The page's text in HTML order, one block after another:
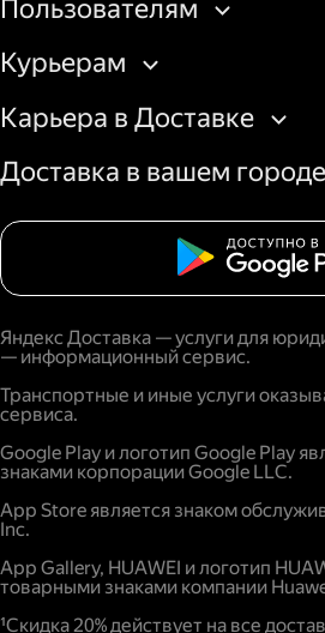
Пользователям
Курьерам
Карьера в Доставке
Доставка в вашем городе
Яндекс Доставка — услуги для
— информационный сервис.
Транспортные и иные услуги
сервиса.
Google Play и логотип Google Play
знаками корпорации Google LLC.
App Store является знаком
Inc.
App Gallery, HUAWEI и логотип
товарными знаками компании
¹Скидка 20% действует на все